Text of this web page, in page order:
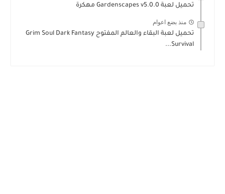
تحميل لعبة Gardenscapes v5.0.0 مهكرة
منذ بضع اعوام
تحميل لعبة البقاء والعالم المفتوح Grim Soul Dark Fantasy
Survival...